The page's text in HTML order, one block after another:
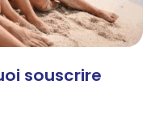
souscrire